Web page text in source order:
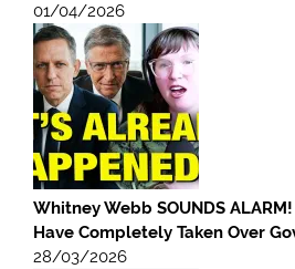
01/04/2026
Whitney Webb SOUNDS
Have Completely Taken Over
28/03/2026